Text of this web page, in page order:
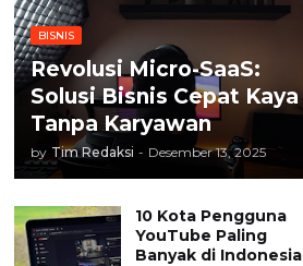
BISNIS
Revolusi Micro-SaaS:
Solusi Bisnis Cepat Kaya
Tanpa Karyawan
by Tim Redaksi - Desember 13, 2025
10 Kota Pengguna
YouTube Paling
Banyak di Indonesia